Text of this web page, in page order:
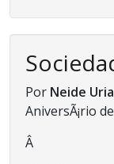
Por Neide
AniversÃ¡rio
Â